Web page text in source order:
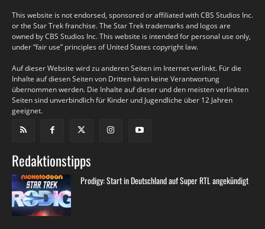
This website is not endorsed, sponsored or affiliated with CBS Studios Inc.
or the Star Trek franchise. The Star Trek trademarks and logos are
owned by CBS Studios Inc. This website is intended for personal use only,
under “fair use” principles of United States copyright law.
Auf dieser Website wird zu anderen Seiten im Internet verlinkt. Für die
Inhalte auf diesen Seiten von Dritten kann keine Verantwortung
übernommen werden. Die Inhalte auf dieser und den meisten verlinkten
Seiten sind unverbindlich für Kinder und Jugendliche über 12 Jahren
geeignet.
Redaktionstipps
Prodigy: Start in Deutschland auf Super RTL angekündigt